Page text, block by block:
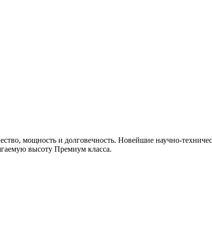
мощность и долговечность. Новейшие научно-
высоту Премиум класса.